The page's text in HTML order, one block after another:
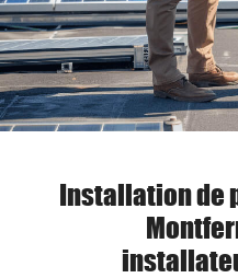
Installation de